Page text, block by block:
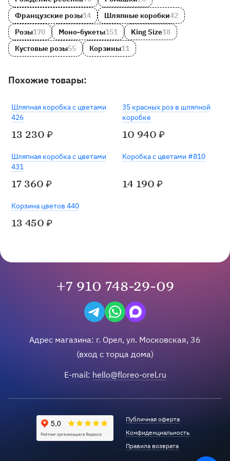
Французские розы14 Шляпные коробки42
Розы170 Моно-букеты151 King Size18
Кустовые розы55 Корзины11
Похожие товары:
Шляпная коробка с цветами
426
Хит
13 230 ₽
35 красных роз в шляпной
коробке
10 940 ₽
Шляпная коробка с цветами
431
17 360 ₽
Коробка с цветами #810
14 190 ₽
Корзина цветов 440
13 450 ₽
+7 910 748-29-09
Написать в Telegram
Написать на WhatsApp
Написать в Max
Адрес магазина: г. Орел, ул. Московская, 36
(вход с торца дома)
E-mail: hello@floreo-orel.ru
Публичная оферта
Конфиденциальность
Правила возврата